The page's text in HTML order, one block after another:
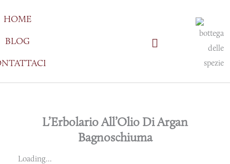
al
contenuto
HOME
BLOG
L’Erbolario All’Olio Di Argan
Bagnoschiuma
Loading...